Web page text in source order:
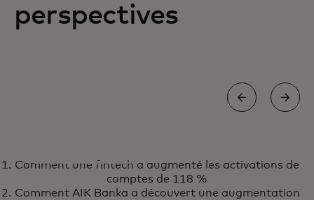
perspectives
Découvrez les dernières
perspectives et actualités sur l'IA
En savoir plus
Comment une fintech a augmenté les activations de
comptes de 118 %
Comment AIK Banka a découvert une augmentation